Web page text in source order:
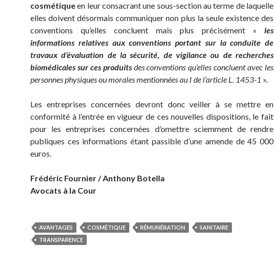
cosmétiqueen leur consacrant une sous-section au terme de laquelle
elles doivent désormais communiquer non plus la seule existence des
conventions qu’elles concluent mais plus précisément «les
informations relatives aux conventions portant sur la conduite de
travaux d’évaluation de la sécurité, de vigilance ou de recherches
biomédicales sur ces produitsdes conventions qu’elles concluent avec les
personnes physiques ou morales mentionnées au I de l’article L. 1453-1 ».
Les entreprises concernées devront donc veiller à se mettre en
conformité à l’entrée en vigueur de ces nouvelles dispositions, le fait
pour les entreprises concernées d’omettre sciemment de rendre
publiques ces informations étant passible d’une amende de 45 000
euros.
Frédéric Fournier / Anthony Botella
Avocats à la Cour
AVANTAGES COSMÉTIQUE RÉMUNÉRATION
SANITAIRE
TRANSPARENCE